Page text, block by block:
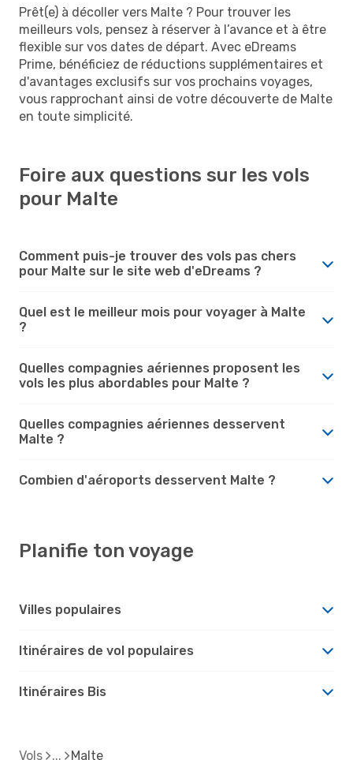
Prêt(e) à décoller vers Malte ? Pour trouver les
meilleurs vols, pensez à réserver à l’avance et à être
flexible sur vos dates de départ. Avec eDreams
Prime, bénéficiez de réductions supplémentaires et
d'avantages exclusifs sur vos prochains voyages,
vous rapprochant ainsi de votre découverte de Malte
en toute simplicité.
Foire aux questions sur les vols
pour Malte
Comment puis-je trouver des vols pas chers
pour Malte sur le site web d'eDreams ?
Quel est le meilleur mois pour voyager à Malte
?
Quelles compagnies aériennes proposent les
vols les plus abordables pour Malte ?
Quelles compagnies aériennes desservent
Malte ?
Combien d'aéroports desservent Malte ?
Planifie ton voyage
Villes populaires
Itinéraires de vol populaires
Itinéraires Bis
Vols Malte